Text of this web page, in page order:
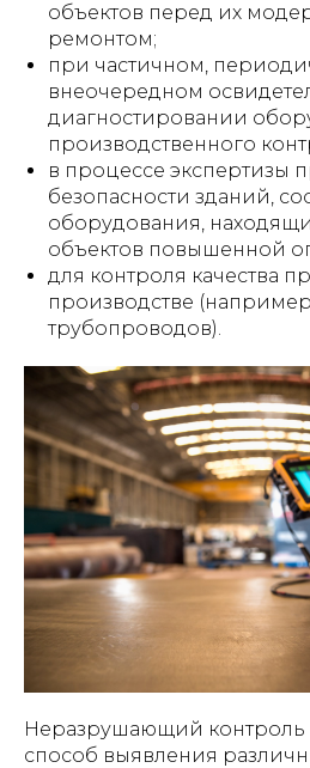
объектов перед их
ремонтом;
при частичном,
внеочередном
диагностировании
производственного
в процессе экспертизы
безопасности зданий,
оборудования,
объектов повышенной
для контроля качества
производстве
трубопроводов).
Неразрушающий контроль
способ выявления